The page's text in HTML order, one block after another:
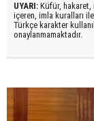
UYARI: Küfür, hakaret,
içeren, imla kuralları ile
Türkçe karakter
onaylanmamaktadır.